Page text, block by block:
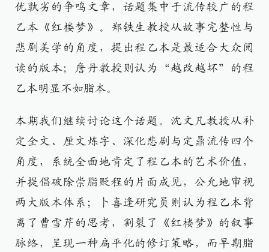
优孰劣的争鸣文章，话题集中于流传较广的程
乙本《红楼梦》。郑铁生教授从故事完整性与
悲剧美学的角度，提出程乙本是最适合大众阅
读的版本；詹丹教授则认为“越改越坏”的程
乙本明显不如脂本。
本期我们继续讨论这个话题。沈文凡教授从补
定全文、厘文炼字、深化悲剧与定鼎流传四个
角度，系统全面地肯定了程乙本的艺术价值，
并提倡破除崇脂贬程的片面成见，公允地审视
两大版本体系；卜喜逢研究员则认为程乙本背
离了曹雪芹的思考，割裂了《红楼梦》的叙事
脉络，呈现一种扁平化的修订策略，而早期脂